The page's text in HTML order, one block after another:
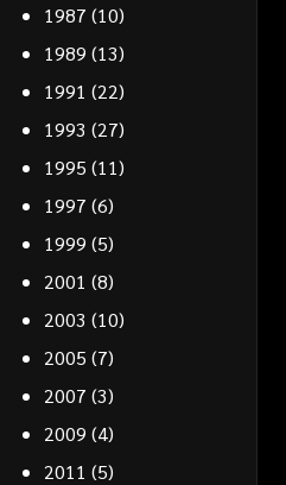
1987 (10)
1989 (13)
1991 (22)
1993 (27)
1995 (11)
1997 (6)
1999 (5)
2001 (8)
2003 (10)
2005 (7)
2007 (3)
2009 (4)
2011 (5)